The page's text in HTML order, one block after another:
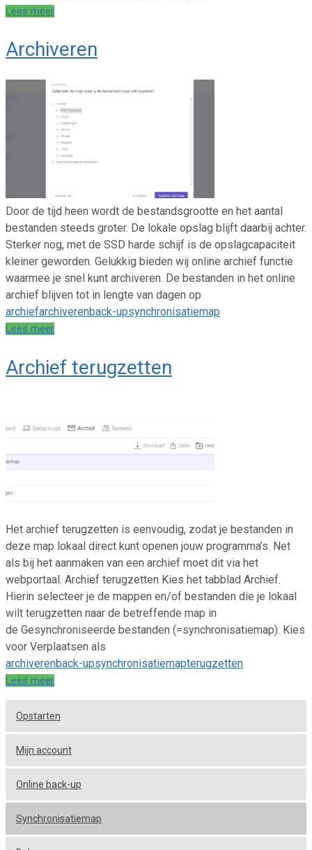
Lees meer
Archiveren
Door de tijd heen wordt de bestandsgrootte en het aantal
bestanden steeds groter. De lokale opslag blijft daarbij achter.
Sterker nog, met de SSD harde schijf is de opslagcapaciteit
kleiner geworden. Gelukkig bieden wij online archief functie
waarmee je snel kunt archiveren. De bestanden in het online
archief blijven tot in lengte van dagen op
archiefarchiverenback-upsynchronisatiemap
Lees meer
Archief terugzetten
Het archief terugzetten is eenvoudig, zodat je bestanden in
deze map lokaal direct kunt openen jouw programma’s. Net
als bij het aanmaken van een archief moet dit via het
webportaal. Archief terugzetten Kies het tabblad Archief.
Hierin selecteer je de mappen en/of bestanden die je lokaal
wilt terugzetten naar de betreffende map in
de Gesynchroniseerde bestanden (=synchronisatiemap). Kies
voor Verplaatsen als
archiverenback-upsynchronisatiemapterugzetten
Lees meer
Opstarten
Mijn account
Online back-up
Synchronisatiemap